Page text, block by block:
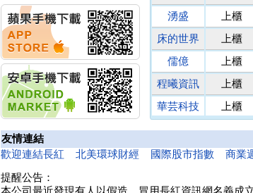
從容擁抱台股主流
華旭先進:代重要子公司
碩通散熱股份有限公司
公告董事會通過發言人
及代理發
華旭先進:代重要子公司
碩通散熱股份有限公司
公告董事會決議發行員
工認股權
碩通散熱股份有限公司
公告董事會追認113年
華旭先進:代重要子公司
醫電鼎眾
議
三信商銀
議
菘凱科技
議價
東盈光電
議價
匯頂電腦
議價
南美特科
議
台塑網科
捷揚光電
議
新德科技
議
諾瓦材料
議
湧盛
上櫃
床的世界
上櫃
儒億
上櫃
程曦資訊
上櫃
華芸科技
上櫃
精華生醫
上櫃
和亞智慧
上櫃
友情連結
歡迎連結長紅
北美環球財經 國際股市指數 商業
提醒公告：